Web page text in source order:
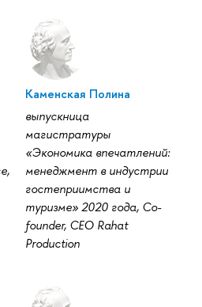
Каменская Полина
выпускница
магистратуры
«Экономика впечатлений:
менеджмент в индустрии
гостеприимства и
туризме» 2020 года, Co-
founder, CEO Rahat
Production